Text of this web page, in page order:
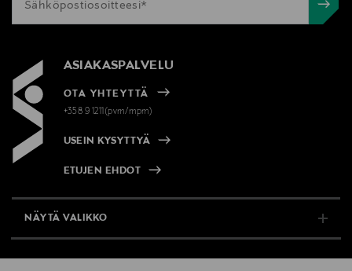
ASIAKASPALVELU
OTA YHTEYTTÄ
+358 9 1211(pvm/mpm)
USEIN KYSYTTYÄ
ETUJEN EHDOT
NÄYTÄ VALIKKO